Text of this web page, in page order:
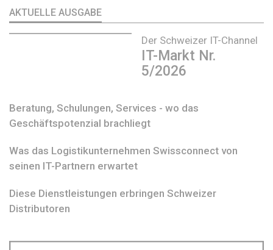
AKTUELLE AUSGABE
Der Schweizer IT-Channel
IT-Markt Nr.
5/2026
Beratung, Schulungen, Services - wo das
Geschäftspotenzial brachliegt
Was das Logistikunternehmen Swissconnect von
seinen IT-Partnern erwartet
Diese Dienstleistungen erbringen Schweizer
Distributoren